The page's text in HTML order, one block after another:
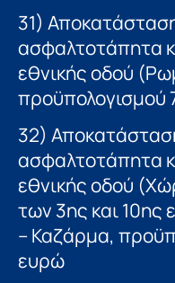
31)
ασφαλτοτάπητα
εθνικής οδού
32)
ασφαλτοτάπητα
εθνικής οδού
των 3ης και
– Καζάρμα,
ευρώ